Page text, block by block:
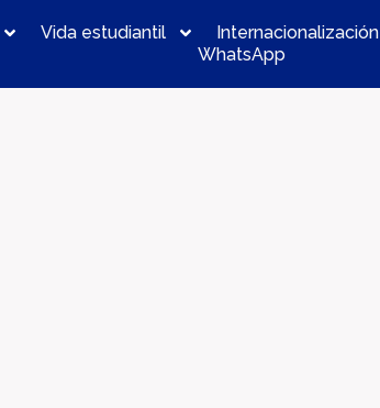
Vida estudiantil Internacionalización
WhatsApp